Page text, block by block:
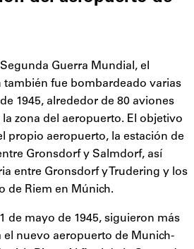
Guerra Mundial, el
también fue bombardeado varias
1945, alrededor de 80 aviones
zona del aeropuerto. El objetivo
propio aeropuerto, la estación de
Gronsdorf y Salmdorf, así
entre Gronsdorf y Trudering y los
de Riem en Múnich.
de mayo de 1945, siguieron más
el nuevo aeropuerto de Munich-